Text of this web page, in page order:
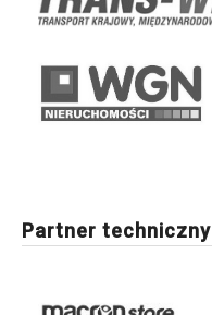
Partner techniczny